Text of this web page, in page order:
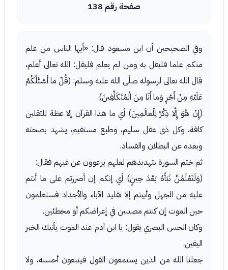
صفحة رقم 138
وفي الصحيحين أن ابن مسعود قال: «أيها الناس من علم
منكم علما فليقل به ومن لم يعلم فليقل: الله تعالى أعلم،
قال الله تعالى لرسوله صلّى الله عليه وسلم: (قُلْ ما أَسْئَلُكُمْ
عَلَيْهِ مِنْ أَجْرٍ وَما أَنَا مِنَ الْمُتَكَلِّفِينَ).
(إِنْ هُوَ إِلَّا ذِكْرٌ لِلْعالَمِينَ) أي ما هذا القرآن إلا عظة للثقلين
كافة، وكل ذى عقل سليم، وطبع مستقيم، يشهد بصحته
وبعده عن البطلان والفساد.
ثم ختم السورة بتهديدهم لعلهم يرعوون عن غيهم فقال:
(وَلَتَعْلَمُنَّ نَبَأَهُ بَعْدَ حِينٍ) أي إنكم إن أصررتم على ما أنتم
عليه من الجهل وأبيتم إلا تقليد الآباء والأجداد فستعلمون
حين الموت إن كنتم مصيبين في إعراضكم أو مخطئين.
وكان الحس البصري يقول: يا ابن آدم عند الموت يأتيك الخبر
اليقين.
جعلنا الله من الذين يستمعون القول فيتبعون أحسنه، ولا